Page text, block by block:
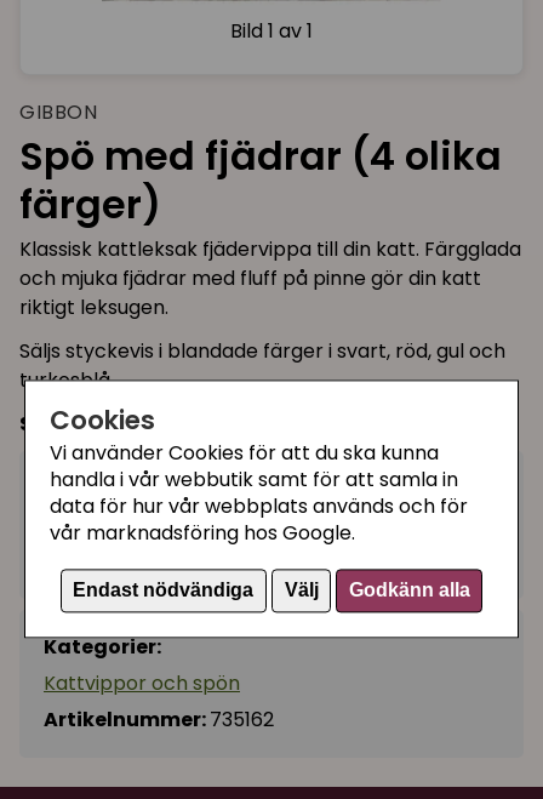
Cookies
Vi använder Cookies för att du ska kunna
handla i vår webbutik samt för att samla in
data för hur vår webbplats används och för
vår marknadsföring hos Google.
Endast nödvändiga Välj Godkänn alla
Bild 1 av 1
GIBBON
Spö med fjädrar (4 olika
färger)
Klassisk kattleksak fjädervippa till din katt. Färgglada
och mjuka fjädrar med fluff på pinne gör din katt
riktigt leksugen.
Säljs styckevis i blandade färger i svart, röd, gul och
turkosblå.
Storlek:ca 45 cm
39 kr − + Köp
Kategorier:
Kattvippor och spön
Artikelnummer:735162